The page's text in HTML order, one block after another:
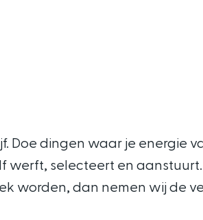
Doe dingen waar je energie
werft, selecteert en
worden, dan nemen wij de